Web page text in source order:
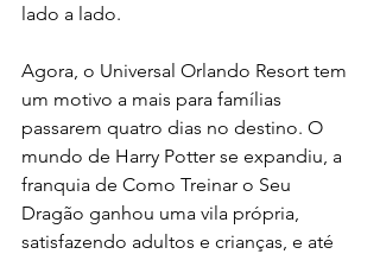
lado a lado.
Agora, o Universal Orlando Resort tem
um motivo a mais para famílias
passarem quatro dias no destino. O
mundo de Harry Potter se expandiu, a
franquia de Como Treinar o Seu
Dragão ganhou uma vila própria,
satisfazendo adultos e crianças, e até